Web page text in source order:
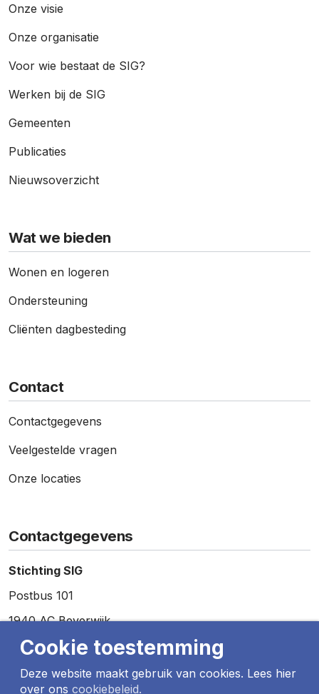
Onze visie
Onze organisatie
Voor wie bestaat de SIG?
Werken bij de SIG
Gemeenten
Publicaties
Nieuws­overzicht
Wat we bieden
Wonen en logeren
Ondersteuning
Cliënten dagbesteding
Contact
Contact­gegevens
Veelgestelde vragen
Onze locaties
Contactgegevens
Stichting SIG
Postbus 101
1940 AC Beverwijk
Telefoon:0251 – 257 857
E-mail: info@sig.nu
Cookie toestemming
Deze website maakt gebruik van cookies. Lees hier
over ons cookiebeleid.